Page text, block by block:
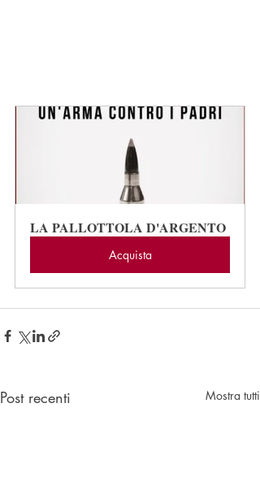
LA PALLOTTOLA D'ARGENTO
Acquista
Post recenti Mostra tutti